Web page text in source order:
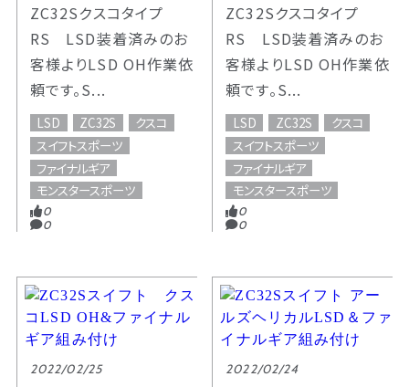
ZC32Sクスコタイプ
RS LSD装着済みのお
客様よりLSD OH作業依
頼です。S...
LSD ZC32S
クスコ
スイフトスポーツ
ファイナルギア
モンスタースポーツ
0
0
ZC32Sクスコタイプ
RS LSD装着済みのお
客様よりLSD OH作業依
頼です。S...
LSD ZC32S
クスコ
スイフトスポーツ
ファイナルギア
モンスタースポーツ
0
0
2022/02/25 2022/02/24